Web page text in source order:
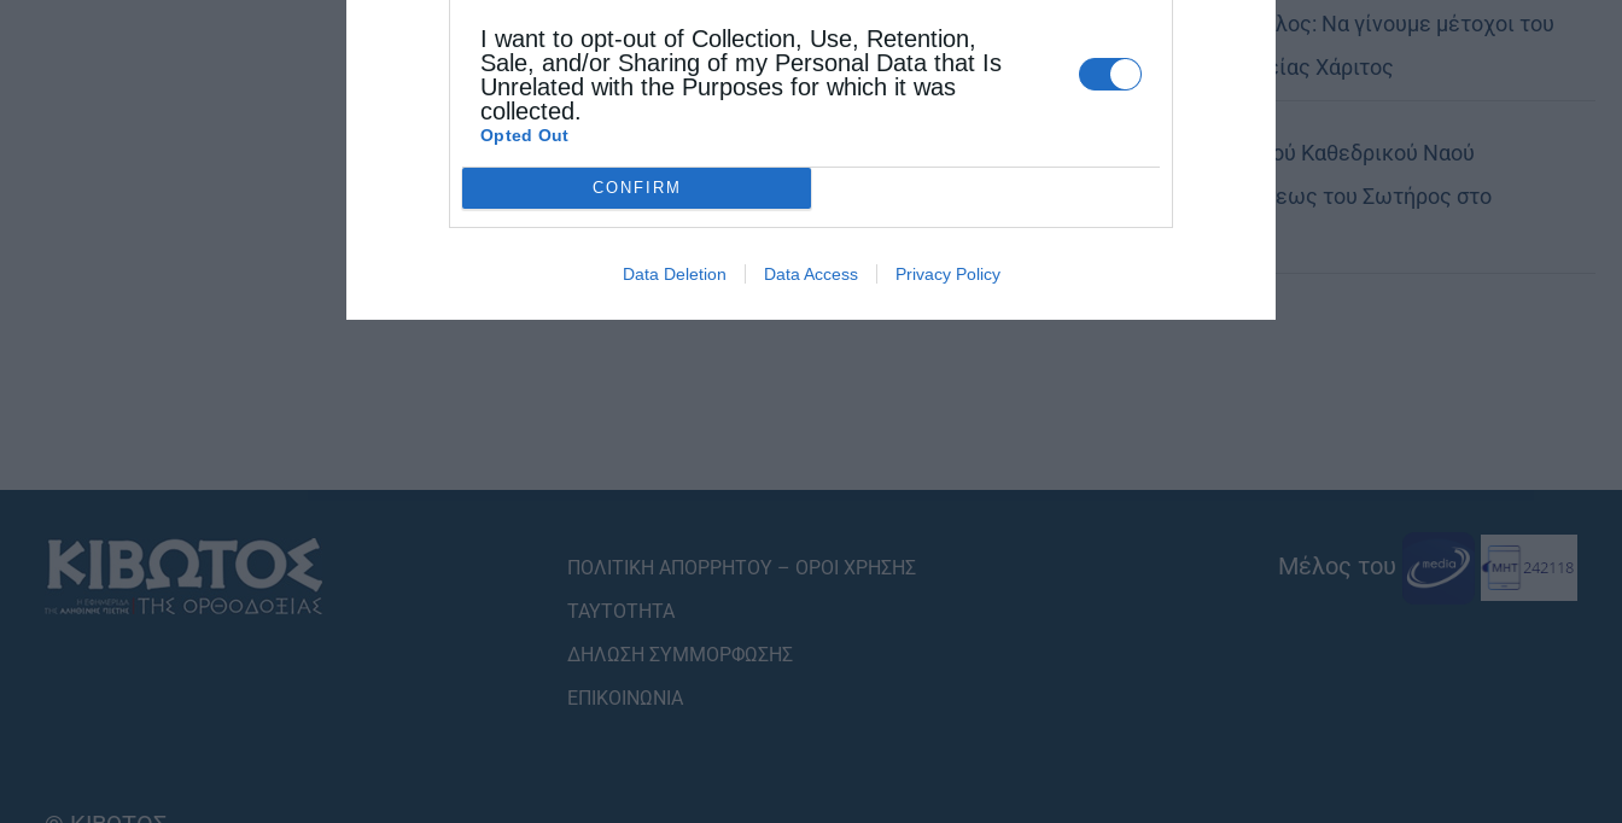
I want to opt-out of Collection, Use, Retention,
Sale, and/or Sharing of my Personal Data that Is
Unrelated with the Purposes for which it was
collected.
Opted Out
CONFIRM
Data Deletion Data Access Privacy Policy
Κορίνθου Παύλος: Να γίνουμε μέτοχοι του
φωτός της Θείας Χάριτος
Πανήγυρη Ιερού Καθεδρικού Ναού
Μεταμορφώσεως του Σωτήρος στο
ΠΟΛΙΤΙΚΗ ΑΠΟΡΡΗΤΟΥ – ΟΡΟΙ ΧΡΗΣΗΣ
ΤΑΥΤΟΤΗΤΑ
ΔΗΛΩΣΗ ΣΥΜΜΟΡΦΩΣΗΣ
ΕΠΙΚΟΙΝΩΝΙΑ
Μέλος του